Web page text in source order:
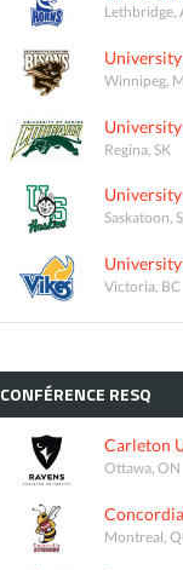
Lethbridge,
Winnipeg,
Regina, SK
University
Saskatoon,
Victoria, BC
CONFÉRENCE RESQ
Carleton
Ottawa, ON
Montreal,